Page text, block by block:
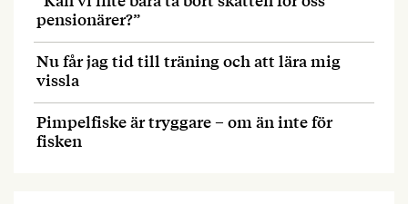
pensionärer?”
Nu får jag tid till träning och att lära mig
vissla
Pimpelfiske är tryggare – om än inte för
fisken